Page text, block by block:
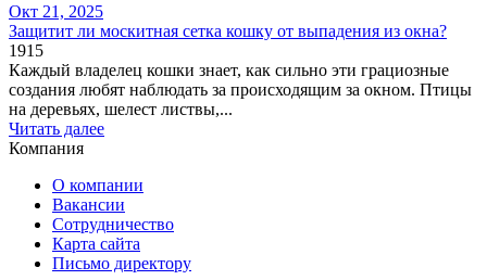
Окт 21, 2025
Защитит ли москитная сетка кошку от выпадения из окна?
1915
Каждый владелец кошки знает, как сильно эти грациозные
создания любят наблюдать за происходящим за окном. Птицы
на деревьях, шелест листвы,...
Читать далее
Компания
О компании
Вакансии
Сотрудничество
Карта сайта
Письмо директору